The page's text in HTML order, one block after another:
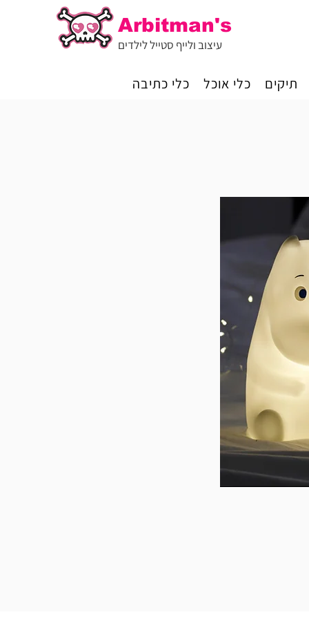
Arbitman's
עיצוב ולייף סטייל לילדים
תיקים כלי אוכל כלי כתיבה